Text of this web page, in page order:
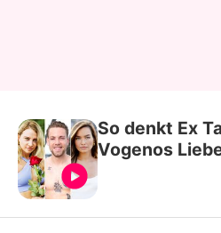
So denkt Ex
Vogenos